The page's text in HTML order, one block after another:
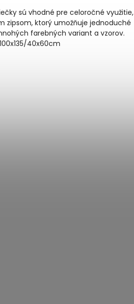
sú vhodné pre celoročné využitie,
zipsom, ktorý umožňuje jednoduché
farebných variant a vzorov.
40x60cm